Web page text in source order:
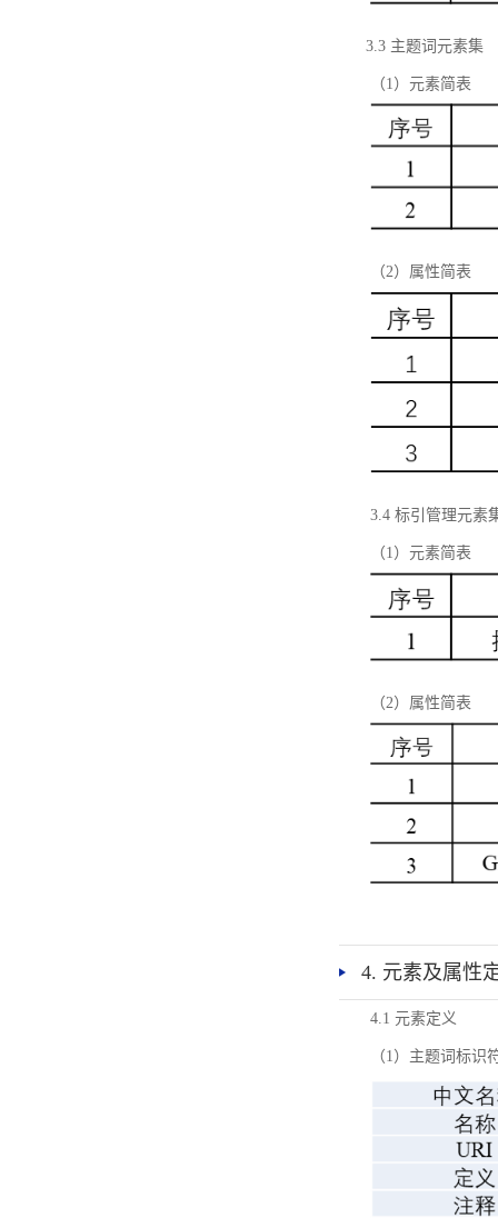
3.3 主题词元素集
（1）元素简表
（2）属性简表
3.4 标引管理元素
（1）元素简表
（2）属性简表
4. 元素及属性
4.1 元素定义
（1）主题词标识